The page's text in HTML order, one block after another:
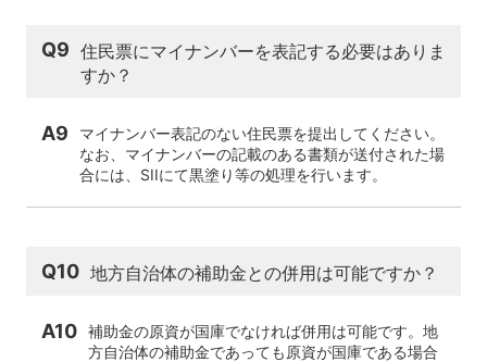
Q9 住民票にマイナンバーを表記する必要はありま
すか？
A9
マイナンバー表記のない住民票を提出してください。
なお、マイナンバーの記載のある書類が送付された場
合には、SIIにて黒塗り等の処理を行います。
Q10 地方自治体の補助金との併用は可能ですか？
A10 補助金の原資が国庫でなければ併用は可能です。地
方自治体の補助金であっても原資が国庫である場合